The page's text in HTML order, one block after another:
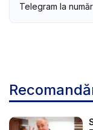
Telegram la